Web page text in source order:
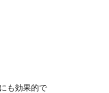
も効果的で